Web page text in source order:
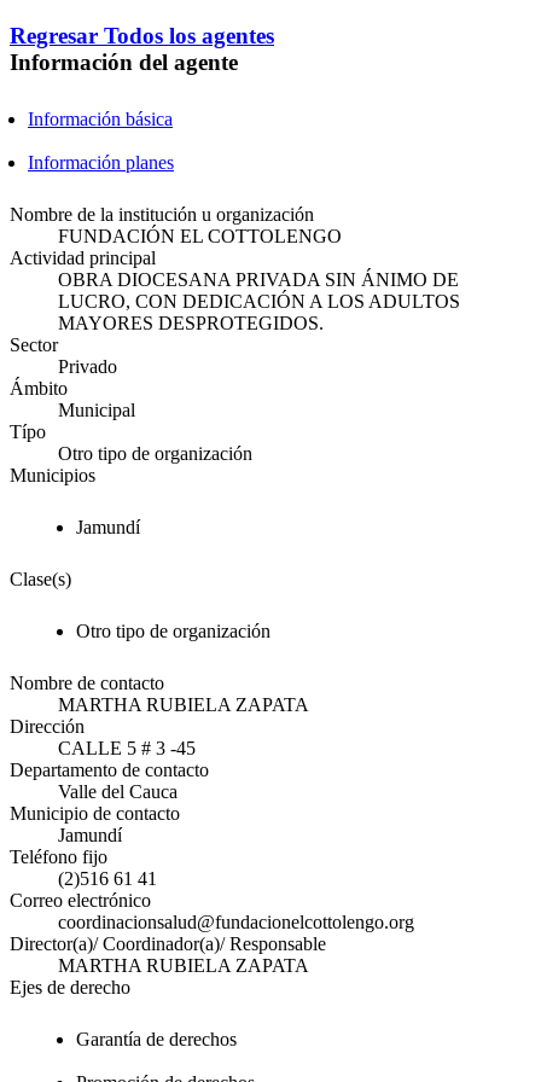
Regresar Todos los agentes
Información del agente
Información básica
Información planes
Nombre de la institución u organización
FUNDACIÓN EL COTTOLENGO
Actividad principal
OBRA DIOCESANA PRIVADA SIN ÁNIMO DE
LUCRO, CON DEDICACIÓN A LOS ADULTOS
MAYORES DESPROTEGIDOS.
Sector
Privado
Ámbito
Municipal
Típo
Otro tipo de organización
Municipios
Jamundí
Clase(s)
Otro tipo de organización
Nombre de contacto
MARTHA RUBIELA ZAPATA
Dirección
CALLE 5 # 3 -45
Departamento de contacto
Valle del Cauca
Municipio de contacto
Jamundí
Teléfono fijo
(2)516 61 41
Correo electrónico
coordinacionsalud@fundacionelcottolengo.org
Director(a)/ Coordinador(a)/ Responsable
MARTHA RUBIELA ZAPATA
Ejes de derecho
Garantía de derechos